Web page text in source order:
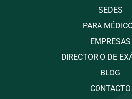
SEDES
PARA
EMPRESAS
DIRECTORIO DE
BLOG
CONTACTO